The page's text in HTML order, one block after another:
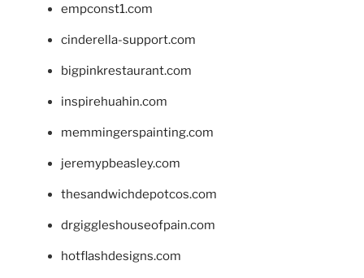
empconst1.com
cinderella-support.com
bigpinkrestaurant.com
inspirehuahin.com
memmingerspainting.com
jeremypbeasley.com
thesandwichdepotcos.com
drgiggleshouseofpain.com
hotflashdesigns.com